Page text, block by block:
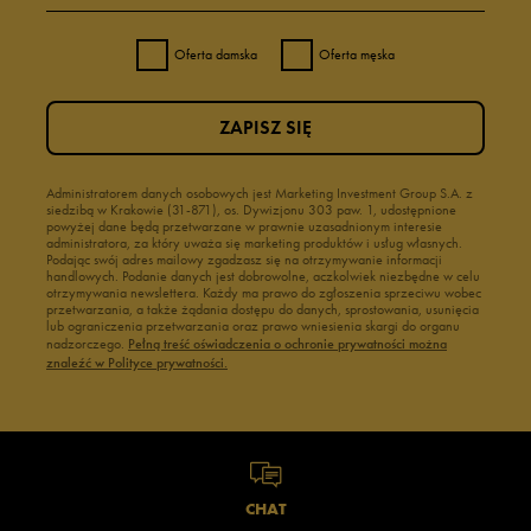
wariant adidas Tracerocker Gtx zgarniesz dla siebie? Sprawdź ofertę
dostępną online lub odwiedź salon stacjonarny 50 style i znajdź idealne
Oferta damska Oferta męska
Administratorem danych osobowych jest Marketing Investment Group S.A. z
siedzibą w Krakowie (31-871), os. Dywizjonu 303 paw. 1, udostępnione
powyżej dane będą przetwarzane w prawnie uzasadnionym interesie
administratora, za który uważa się marketing produktów i usług własnych.
Podając swój adres mailowy zgadzasz się na otrzymywanie informacji
handlowych. Podanie danych jest dobrowolne, aczkolwiek niezbędne w celu
otrzymywania newslettera. Każdy ma prawo do zgłoszenia sprzeciwu wobec
przetwarzania, a także żądania dostępu do danych, sprostowania, usunięcia
lub ograniczenia przetwarzania oraz prawo wniesienia skargi do organu
nadzorczego. Pełną treść oświadczenia o ochronie prywatności można
znaleźć w Polityce prywatności.
ZAPISZ SIĘ
CHAT